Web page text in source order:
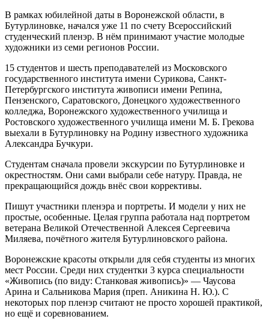
В рамках юбилейной даты в Воронежской области, в
Бутурлиновке, начался уже 11 по счету Всероссийский
студенческий пленэр. В нём принимают участие молодые
художники из семи регионов России.
15 студентов и шесть преподавателей из Московского
государственного института имени Сурикова, Санкт-
Петербургского института живописи имени Репина,
Пензенского, Саратовского, Донецкого художественного
колледжа, Воронежского художественного училища и
Ростовского художественного училища имени М. Б. Грекова
выехали в Бутурлиновку на Родину известного художника
Александра Бучкури.
Студентам сначала провели экскурсии по Бутурлиновке и
окрестностям. Они сами выбрали себе натуру. Правда, не
прекращающийся дождь внёс свои коррективы.
Пишут участники пленэра и портреты. И модели у них не
простые, особенные. Целая группа работала над портретом
ветерана Великой Отечественной Алексея Сергеевича
Миляева, почётного жителя Бутурлиновского района.
Воронежские красоты открыли для себя студенты из многих
мест России. Среди них студентки 3 курса специальности
«Живопись (по виду: Станковая живопись)» — Чаусова
Арина и Сальникова Мария (преп. Аникина Н. Ю.). С
некоторых пор пленэр считают не просто хорошей практикой,
но ещё и соревнованием.